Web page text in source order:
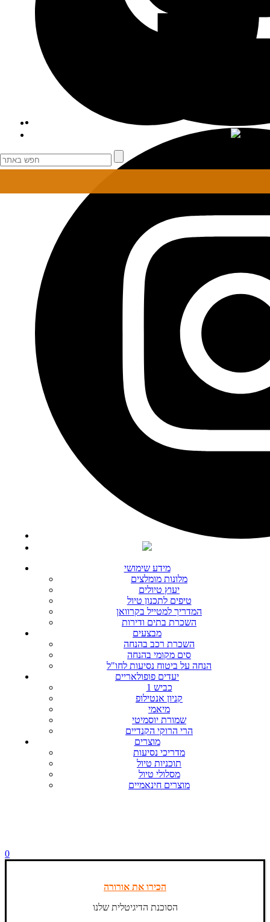
מידע שימושי
מלונות מומלצים
יעוץ טיולים
טיפים לתכנון טיול
המדריך למטייל בקרוואן
השכרת בתים ודירות
מבצעים
השכרת רכב בהנחה
סים מקומי בהנחה
הנחה על ביטוח נסיעות לחו"ל
יעדים פופולאריים
כביש 1
קניון אנטילופ
מיאמי
שמורת יוסמיטי
הרי הרוקי הקנדיים
מוצרים
מדריכי נסיעות
תוכניות טיול
מסלולי טיול
מוצרים חינאמיים
0
הכירו את אורורה
הסוכנת הדיגיטלית שלנו